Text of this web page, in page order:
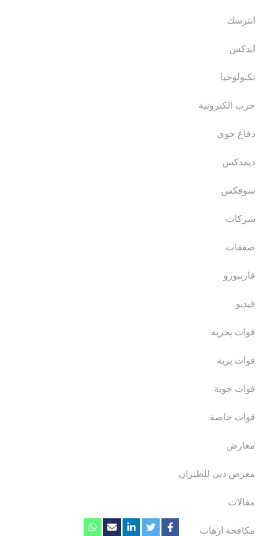
انترسك
ايدكس
تكنولوجيا
حرب الكترونية
دفاع جوي
ديمدكس
سوفكس
شركات
صفقات
فارنبورو
فيديو
قوات بحرية
قوات برية
قوات جوية
قوات خاصة
معارض
معرض دبي للطيران
مقالات
مكافحة ارهاب